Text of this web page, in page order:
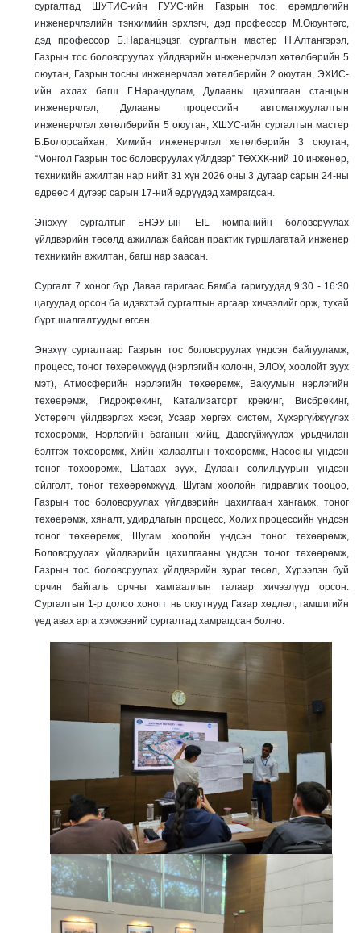
сургалтад ШУТИС-ийн ГУУС-ийн Газрын тос, өрөмдлөгийн
инженерчлэлийн тэнхимийн эрхлэгч, дэд профессор М.Оюунтөгс,
дэд профессор Б.Наранцэцэг, сургалтын мастер Н.Алтангэрэл,
Газрын тос боловсруулах үйлдвэрийн инженерчлэл хөтөлбөрийн 5
оюутан, Газрын тосны инженерчлэл хөтөлбөрийн 2 оюутан, ЭХИС-
ийн ахлах багш Г.Нарандулам, Дулааны цахилгаан станцын
инженерчлэл, Дулааны процессийн автоматжуулалтын
инженерчлэл хөтөлбөрийн 5 оюутан, ХШУС-ийн сургалтын мастер
Б.Болорсайхан, Химийн инженерчлэл хөтөлбөрийн 3 оюутан,
“Монгол Газрын тос боловсруулах үйлдвэр” ТӨХХК-ний 10 инженер,
техникийн ажилтан нар нийт 31 хүн 2026 оны 3 дугаар сарын 24-ны
өдрөөс 4 дүгээр сарын 17-ний өдрүүдэд хамрагдсан.
Энэхүү сургалтыг БНЭУ-ын EIL компанийн боловсруулах
үйлдвэрийн төсөлд ажиллаж байсан практик туршлагатай инженер
техникийн ажилтан, багш нар заасан.
Сургалт 7 хоног бүр Даваа гаригаас Бямба гаригуудад 9:30 - 16:30
цагуудад орсон ба идэвхтэй сургалтын аргаар хичээлийг орж, тухай
бүрт шалгалтуудыг өгсөн.
Энэхүү сургалтаар Газрын тос боловсруулах үндсэн байгууламж,
процесс, тоног төхөрөмжүүд (нэрлэгийн колонн, ЭЛОУ, хоолойт зуух
мэт), Атмосферийн нэрлэгийн төхөөрөмж, Вакуумын нэрлэгийн
төхөөрөмж, Гидрокрекинг, Катализаторт крекинг, Висбрекинг,
Устөрөгч үйлдвэрлэх хэсэг, Усаар хөргөх систем, Хүхэргүйжүүлэх
төхөөрөмж, Нэрлэгийн баганын хийц, Давсгүйжүүлэх урьдчилан
бэлтгэх төхөөрөмж, Хийн халаалтын төхөөрөмж, Насосны үндсэн
тоног төхөөрөмж, Шатаах зуух, Дулаан солилцуурын үндсэн
ойлголт, тоног төхөөрөмжүүд, Шугам хоолойн гидравлик тооцоо,
Газрын тос боловсруулах үйлдвэрийн цахилгаан хангамж, тоног
төхөөрөмж, хяналт, удирдлагын процесс, Холих процессийн үндсэн
тоног төхөөрөмж, Шугам хоолойн үндсэн тоног төхөөрөмж,
Боловсруулах үйлдвэрийн цахилгааны үндсэн тоног төхөөрөмж,
Газрын тос боловсруулах үйлдвэрийн зураг төсөл, Хүрээлэн буй
орчин байгаль орчны хамгааллын талаар хичээлүүд орсон.
Сургалтын 1-р долоо хоногт нь оюутнууд Газар хөдлөл, гамшигийн
үед авах арга хэмжээний сургалтад хамрагдсан болно.